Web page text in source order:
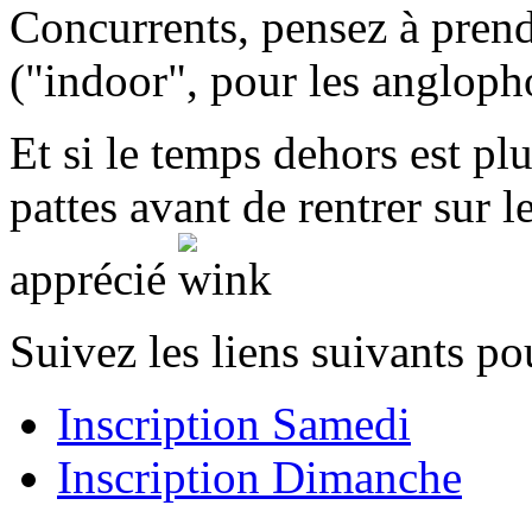
Concurrents, pensez à
("indoor", pour les
Et si le temps dehors est
pattes avant de rentrer sur
apprécié
Suivez les liens suivants
Inscription Samedi
Inscription Dimanche